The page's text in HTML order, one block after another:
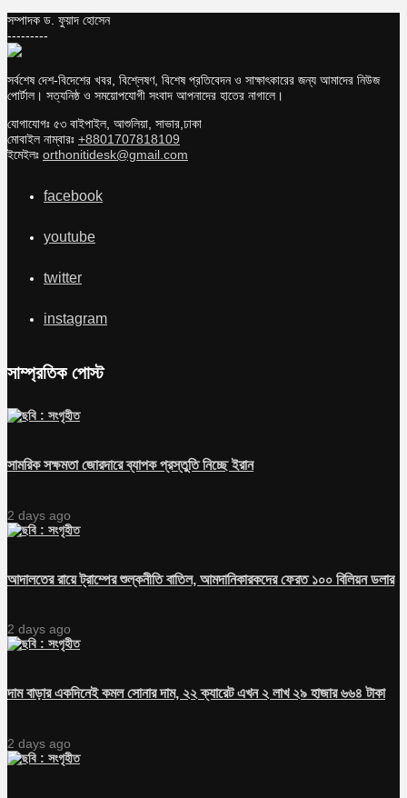
সম্পাদক ড. ফুয়াদ হোসেন
---------
সর্বশেষ দেশ-বিদেশের খবর, বিশ্লেষণ, বিশেষ প্রতিবেদন ও সাক্ষাৎকারের জন্য আমাদের নিউজ
পোর্টাল। সত্যনিষ্ঠ ও সময়োপযোগী সংবাদ আপনাদের হাতের নাগালে।
যোগাযোগঃ ৫৩ বাইপাইল, আশুলিয়া, সাভার,ঢাকা
মোবাইল নাম্বারঃ +8801707818109
ইমেইলঃ orthonitidesk@gmail.com
facebook
youtube
twitter
instagram
সাম্প্রতিক পোস্ট
সামরিক সক্ষমতা জোরদারে ব্যাপক প্রস্তুতি নিচ্ছে ইরান
2 days ago
আদালতের রায়ে ট্রাম্পের শুল্কনীতি বাতিল, আমদানিকারকদের ফেরত ১০০ বিলিয়ন ডলার
2 days ago
দাম বাড়ার একদিনেই কমল সোনার দাম, ২২ ক্যারেট এখন ২ লাখ ২৯ হাজার ৬৬৪ টাকা
2 days ago